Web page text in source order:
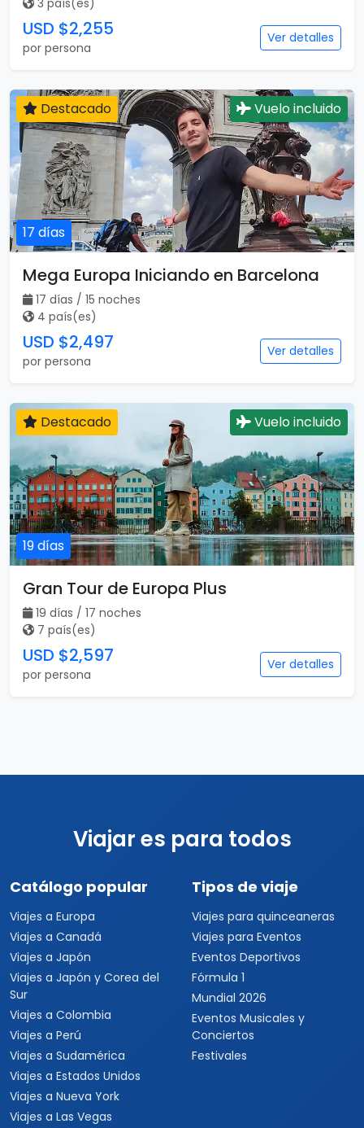
3 país(es)
USD $2,255
por persona
Ver detalles
17 días
Destacado Vuelo incluido
Mega Europa Iniciando en Barcelona
17 días / 15 noches
4 país(es)
USD $2,497
por persona
Ver detalles
19 días
Destacado Vuelo incluido
Gran Tour de Europa Plus
19 días / 17 noches
7 país(es)
USD $2,597
por persona
Ver detalles
Viajar es para todos
Catálogo popular
Viajes a Europa
Viajes a Canadá
Viajes a Japón
Viajes a Japón y Corea del
Sur
Viajes a Colombia
Viajes a Perú
Viajes a Sudamérica
Viajes a Estados Unidos
Viajes a Nueva York
Viajes a Las Vegas
Tipos de viaje
Viajes para quinceaneras
Viajes para Eventos
Eventos Deportivos
Fórmula 1
Mundial 2026
Eventos Musicales y
Conciertos
Festivales